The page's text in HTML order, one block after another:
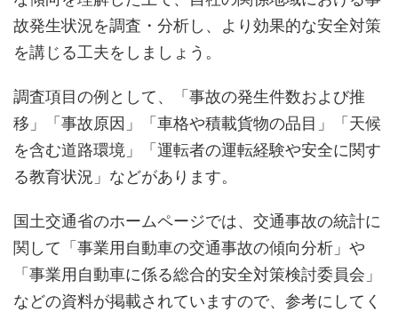
故発生状況を調査・分析し、より効果的な安全対策
を講じる工夫をしましょう。
調査項目の例として、「事故の発生件数および推
移」「事故原因」「車格や積載貨物の品目」「天候
を含む道路環境」「運転者の運転経験や安全に関す
る教育状況」などがあります。
国土交通省のホームページでは、交通事故の統計に
関して「事業用自動車の交通事故の傾向分析」や
「事業用自動車に係る総合的安全対策検討委員会」
などの資料が掲載されていますので、参考にしてく